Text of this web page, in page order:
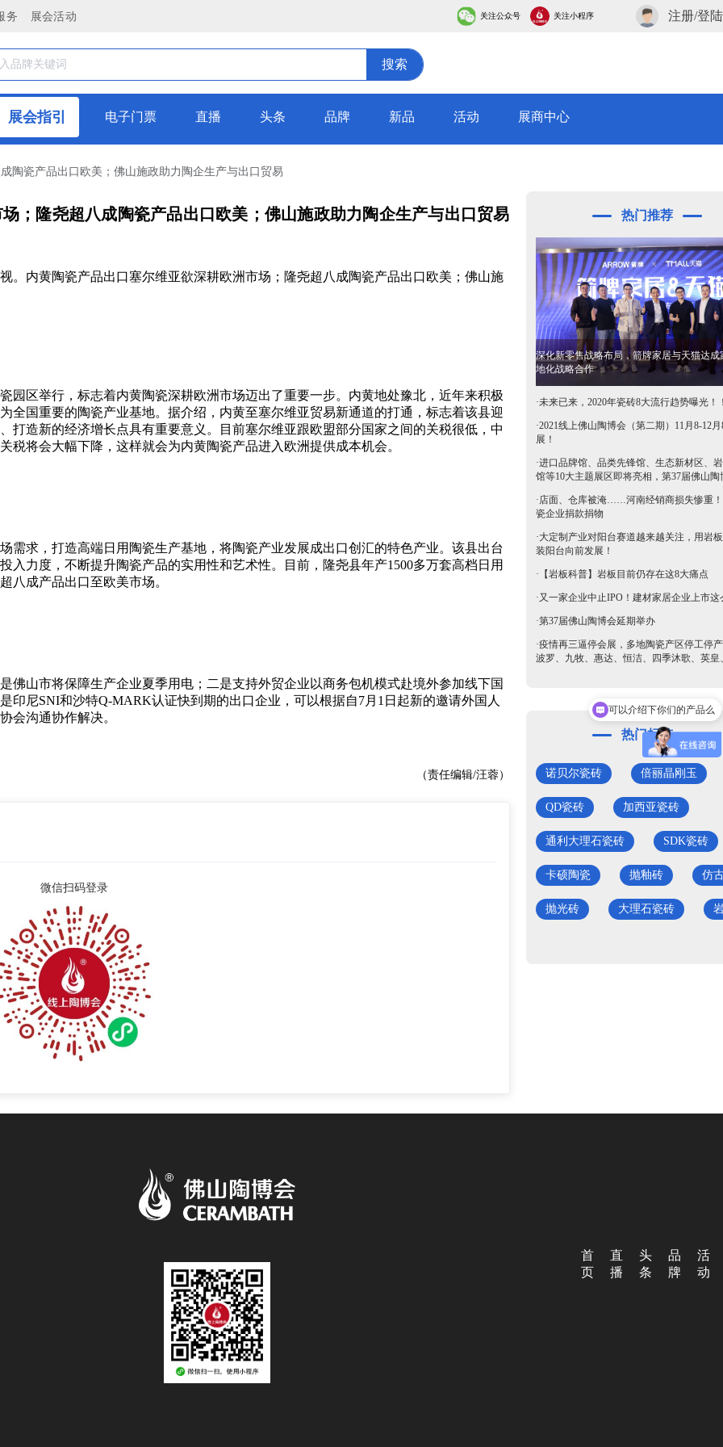
务 展会活动 关注公众号 关注小程序 注册/登陆
搜索
展会指引 电子门票 直播 头条 品牌 新品 活动 展商中心
陶瓷产品出口欧美；佛山施政助力陶企生产与出口贸易
；隆尧超八成陶瓷产品出口欧美；佛山施政助力陶企生产与出口贸易
内黄陶瓷产品出口塞尔维亚欲深耕欧洲市场；隆尧超八成陶瓷产品出口欧美；佛山施
区举行，标志着内黄陶瓷深耕欧洲市场迈出了重要一步。内黄地处豫北，近年来积极
全国重要的陶瓷产业基地。据介绍，内黄至塞尔维亚贸易新通道的打通，标志着该县迎
打造新的经济增长点具有重要意义。目前塞尔维亚跟欧盟部分国家之间的关税很低，中
将会大幅下降，这样就会为内黄陶瓷产品进入欧洲提供成本机会。
求，打造高端日用陶瓷生产基地，将陶瓷产业发展成出口创汇的特色产业。该县出台
力度，不断提升陶瓷产品的实用性和艺术性。目前，隆尧县年产1500多万套高档日用
八成产品出口至欧美市场。
山市将保障生产企业夏季用电；二是支持外贸企业以商务包机模式赴境外参加线下国
印尼SNI和沙特Q-MARK认证快到期的出口企业，可以根据自7月1日起新的邀请外国人
会沟通协作解决。
（责任编辑/汪蓉）
微信扫码登录
热门推荐
深化新零售战略布局，箭牌家居与天猫达成
地化战略合作
·未来已来，2020年瓷砖8大流行趋势曝光！
·2021线上佛山陶博会（第二期）11月8-12
展！
·进口品牌馆、品类先锋馆、生态新材区、
馆等10大主题展区即将亮相，第37届佛山陶
·店面、仓库被淹……河南经销商损失惨重
瓷企业捐款捐物
·大定制产业对阳台赛道越来越关注，用岩
装阳台向前发展！
· 【岩板科普】岩板目前仍存在这8大痛点
·又一家企业中止IPO！建材家居企业上市这
·第37届佛山陶博会延期举办
·疫情再三逼停会展，多地陶瓷产区停工停
波罗、九牧、惠达、恒洁、四季沐歌、英皇
热门标签
诺贝尔瓷砖 倍丽晶刚玉
QD瓷砖 加西亚瓷砖
通利大理石瓷砖 SDK瓷砖
卡硕陶瓷 抛釉砖 仿
抛光砖 大理石瓷砖
首
页
直
播
头
条
品
牌
活
动
可以介绍下你们的产品么